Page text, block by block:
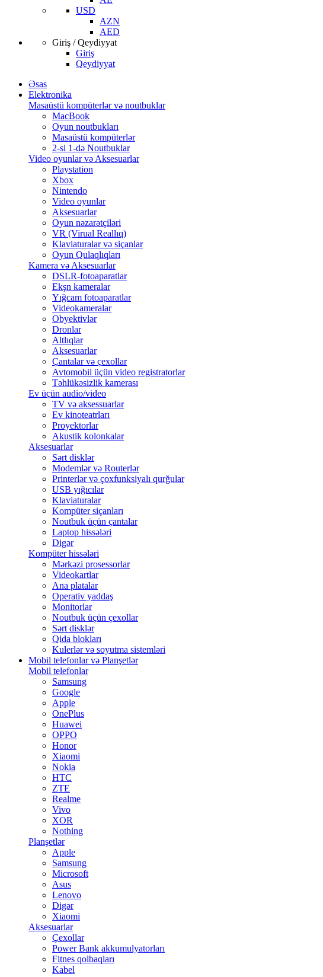
USD
AZN
AED
Giriş / Qeydiyyat
Giriş
Qeydiyyat
Əsas
Elektronika
Masaüstü kompüterlər və noutbuklar
MacBook
Oyun noutbukları
Masaüstü kompüterlər
2-si 1-də Noutbuklar
Video oyunlar və Aksesuarlar
Playstation
Xbox
Nintendo
Video oyunlar
Aksesuarlar
Oyun nəzarətçiləri
VR (Virual Reallıq)
Klaviaturalar və siçanlar
Oyun Qulaqlıqları
Kamera və Aksesuarlar
DSLR-fotoaparatlar
Ekşn kameralar
Yığcam fotoaparatlar
Videokameralar
Obyektivlər
Dronlar
Altlıqlar
Aksesuarlar
Çantalar və çexollar
Avtomobil üçün video registratorlar
Təhlükəsizlik kamerası
Ev üçün audio/video
TV və aksessuarlar
Ev kinoteatrları
Proyektorlar
Akustik kolonkalar
Aksesuarlar
Sərt disklər
Modemlər və Routerlər
Printerlər və çoxfunksiyalı qurğular
USB yığıcılar
Klaviaturalar
Kompüter siçanları
Noutbuk üçün çantalar
Laptop hissələri
Digər
Kompüter hissələri
Mərkəzi prosessorlar
Videokartlar
Ana platalar
Operativ yaddaş
Monitorlar
Noutbuk üçün çexollar
Sərt disklər
Qida blokları
Kulerlər və soyutma sistemləri
Mobil telefonlar və Planşetlər
Mobil telefonlar
Samsung
Google
Apple
OnePlus
Huawei
OPPO
Honor
Xiaomi
Nokia
HTC
ZTE
Realme
Vivo
XOR
Nothing
Planşetlər
Apple
Samsung
Microsoft
Asus
Lenovo
Digər
Xiaomi
Aksesuarlar
Çexollar
Power Bank akkumulyatorları
Fitnes qolbaqları
Kabel